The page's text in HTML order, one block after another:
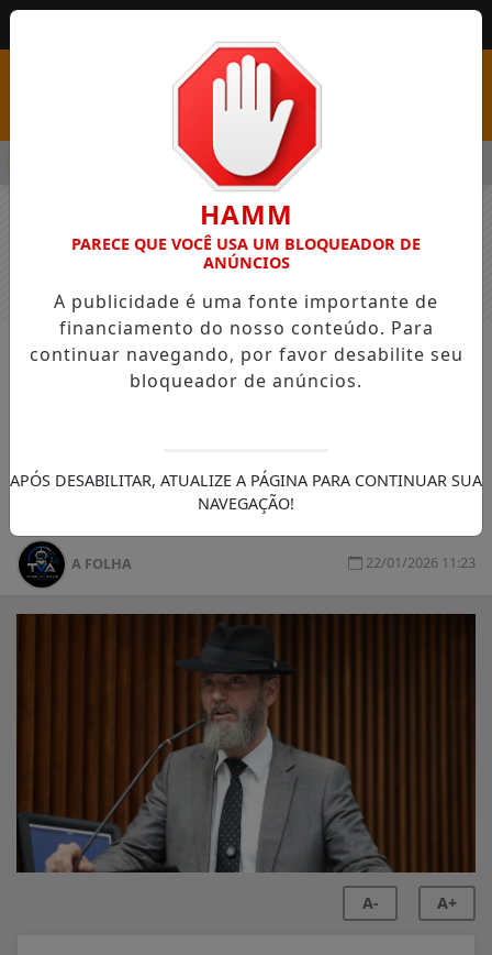
COM VAGAS EM SEIS FUNÇÕES E SALÁRIOS QUE CHEGAM
NOTÍCIAS GERAL
Deputado Delegado Tito Barichello
Assembléia do Paraná
A FOLHA 22/01/2026 11:23
A- A+
HAMM
PARECE QUE VOCÊ USA UM BLOQUEADOR DE
ANÚNCIOS
A publicidade é uma fonte importante de
financiamento do nosso conteúdo. Para
continuar navegando, por favor desabilite seu
bloqueador de anúncios.
APÓS DESABILITAR, ATUALIZE A PÁGINA PARA CONTINUAR SUA
NAVEGAÇÃO!